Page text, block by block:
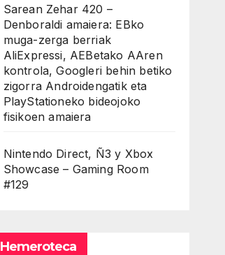
Sarean Zehar 420 –
Denboraldi amaiera: EBko
muga-zerga berriak
AliExpressi, AEBetako AAren
kontrola, Googleri behin betiko
zigorra Androidengatik eta
PlayStationeko bideojoko
fisikoen amaiera
Nintendo Direct, Ñ3 y Xbox
Showcase – Gaming Room
#129
Hemeroteca